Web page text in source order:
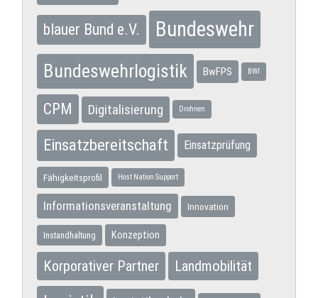
blauer Bund e.V. Bundeswehr
Bundeswehrlogistik BwFPS BWI
CPM Digitalisierung Drohnen
Einsatzbereitschaft Einsatzprüfung
Fähigkeitsprofil Host Nation Support
Informationsveranstaltung Innovation
Instandhaltung Konzeption
Korporativer Partner Landmobilität